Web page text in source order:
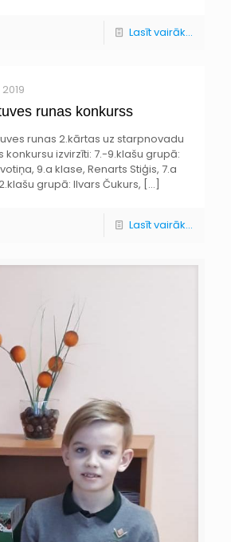
Lasīt vairāk...
runas konkurss
runas 2.kārtas uz starpnovadu
konkursu izvirzīti: 7.-9.klašu grupā:
9.a klase, Renarts Stiģis, 7.a
grupā: Ilvars Čukurs, […]
Lasīt vairāk...